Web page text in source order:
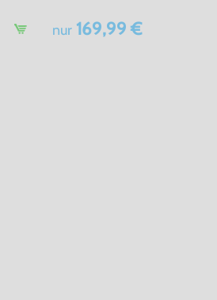
nur 169,99 €